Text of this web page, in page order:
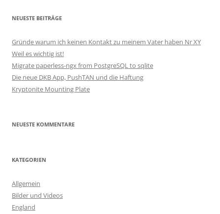
NEUESTE BEITRÄGE
Gründe warum ich keinen Kontakt zu meinem Vater haben Nr XY
Weil es wichtig ist!
Migrate paperless-ngx from PostgreSQL to sqlite
Die neue DKB App, PushTAN und die Haftung
Kryptonite Mounting Plate
NEUESTE KOMMENTARE
KATEGORIEN
Allgemein
Bilder und Videos
England